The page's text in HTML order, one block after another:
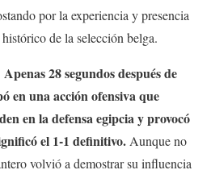
por la experiencia y presencia
de la selección belga.
Apenas 28 segundos después de
en una acción ofensiva que
en la defensa egipcia y provocó
el 1-1 definitivo. Aunque no
volvió a demostrar su influencia